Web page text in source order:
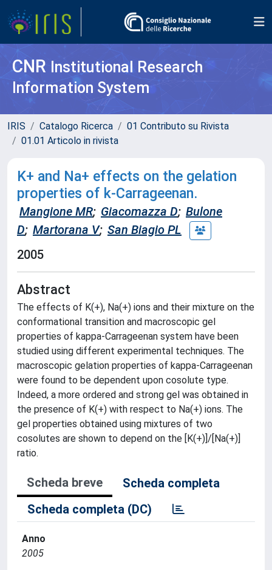
CNR Institutional Research
Information System
IRIS Catalogo Ricerca
01 Contributo su Rivista
01.01 Articolo in rivista
K+ and Na+ effects on the gelation
properties of k-Carrageenan.
Mangione MR; Giacomazza D; Bulone
D; Martorana V; San Biagio PL
2005
Abstract
The effects of K(+), Na(+) ions and their mixture on the
conformational transition and macroscopic gel
properties of kappa-Carrageenan system have been
studied using different experimental techniques. The
macroscopic gelation properties of kappa-Carrageenan
were found to be dependent upon cosolute type.
Indeed, a more ordered and strong gel was obtained in
the presence of K(+) with respect to Na(+) ions. The
gel properties obtained using mixtures of two
cosolutes are shown to depend on the [K(+)]/[Na(+)]
ratio.
Scheda breve
Scheda completa
Scheda completa (DC)
Anno
2005